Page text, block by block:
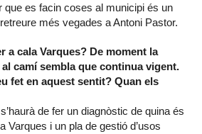
que es facin coses al municipi és un
més vegades a Antoni Pastor.
a cala Varques? De moment la
camí sembla que continua vigent.
fet en aquest sentit? Quan els
de fer un diagnòstic de quina és
Varques i un pla de gestió d’usos